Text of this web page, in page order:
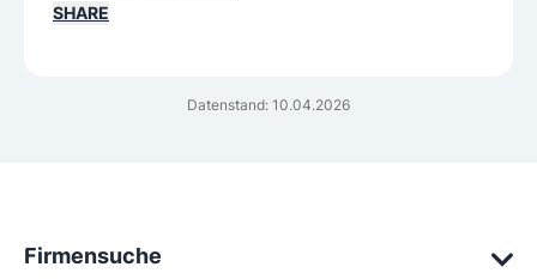
Datenstand: 10.04.2026
SHARE
Firmensuche